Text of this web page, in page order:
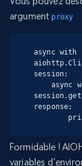
argument proxy
async with
session:
response:
Formidable !
variables